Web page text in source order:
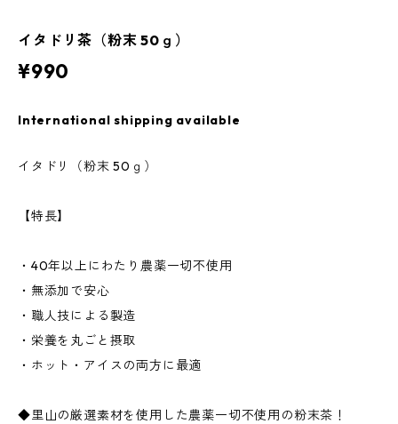
イタドリ茶（粉末 50ｇ）
¥990
International shipping available
イタドリ（粉末 50ｇ）
【特長】
・40年以上にわたり農薬一切不使用
・無添加で安心
・職人技による製造
・栄養を丸ごと摂取
・ホット・アイスの両方に最適
◆里山の厳選素材を使用した農薬一切不使用の粉末茶！